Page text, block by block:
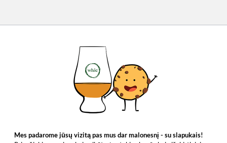
Mes padarome jūsų vizitą pas mus dar malonesnį - su slapukais!